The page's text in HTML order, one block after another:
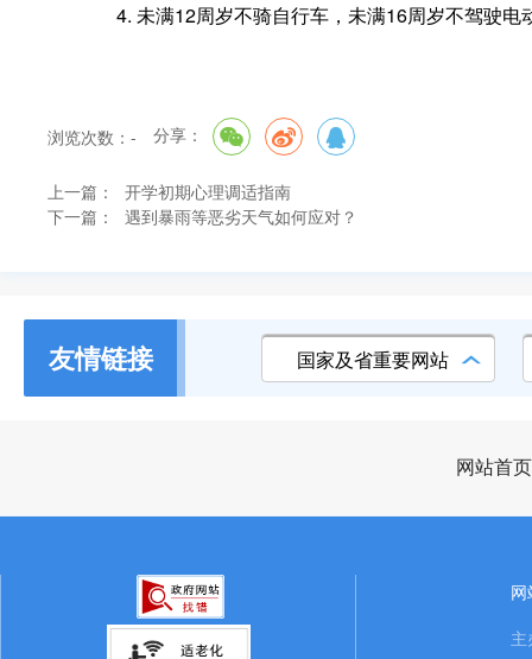
4. 未满12周岁不骑自行车 ， 未满16周岁不驾驶电
浏览次数： - 分享：
上一篇：
开学初期心理调适指南
下一篇：
遇到暴雨等恶劣天气如何应对？
友情链接 国家及省重要网站
网站首页